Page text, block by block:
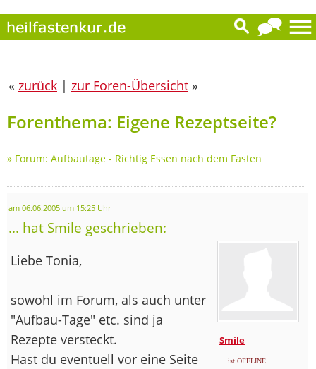
« zurück | zur Foren-Übersicht »
Forenthema: Eigene Rezeptseite?
» Forum: Aufbautage - Richtig Essen nach dem Fasten
am 06.06.2005 um 15:25 Uhr
... hat Smile geschrieben:
Smile
... ist OFFLINE
Liebe Tonia,
sowohl im Forum, als auch unter
"Aufbau-Tage" etc. sind ja
Rezepte versteckt.
Hast du eventuell vor eine Seite